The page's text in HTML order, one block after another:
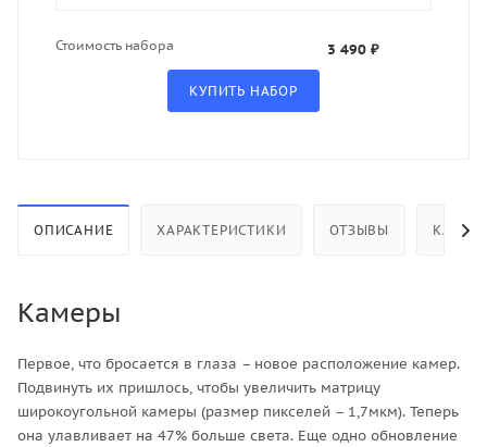
Стоимость набора 3 490 ₽
ОПИСАНИЕ ХАРАКТЕРИСТИКИ ОТЗЫВЫ КАК
Камеры
Первое, что бросается в глаза – новое расположение камер.
Подвинуть их пришлось, чтобы увеличить матрицу
широкоугольной камеры (размер пикселей – 1,7мкм). Теперь
она улавливает на 47% больше света. Еще одно обновление